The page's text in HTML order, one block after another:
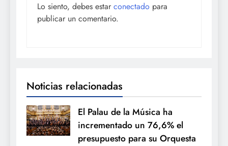
Lo siento, debes estar conectado para
publicar un comentario.
Noticias relacionadas
El Palau de la Música ha
incrementado un 76,6% el
presupuesto para su Orquesta